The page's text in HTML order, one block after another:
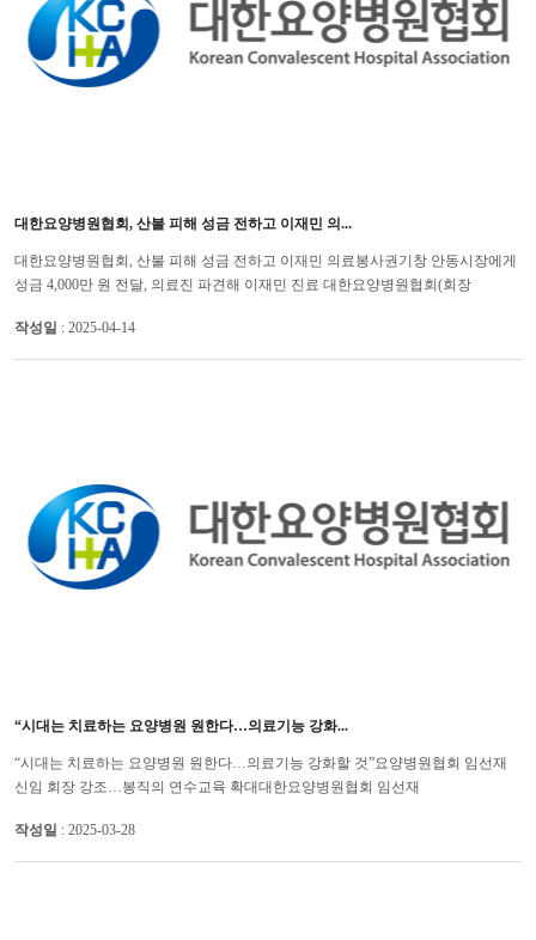
대한요양병원협회, 산불 피해 성금 전하고 이재민 의...
대한요양병원협회, 산불 피해 성금 전하고 이재민 의료봉사권기창 안동시장에게
성금 4,000만 원 전달, 의료진 파견해 이재민 진료 대한요양병원협회(회장
작성일 : 2025-04-14
“시대는 치료하는 요양병원 원한다…의료기능 강화...
“시대는 치료하는 요양병원 원한다…의료기능 강화할 것”요양병원협회 임선재
신임 회장 강조…봉직의 연수교육 확대 대한요양병원협회 임선재
작성일 : 2025-03-28